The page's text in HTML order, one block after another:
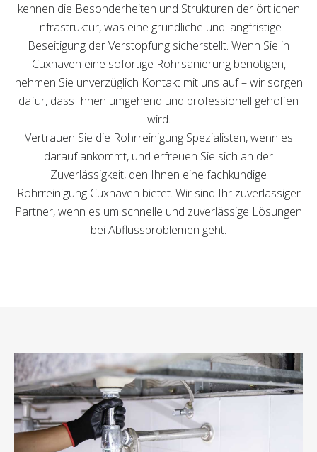
kennen die Besonderheiten und Strukturen der örtlichen
Infrastruktur, was eine gründliche und langfristige
Beseitigung der Verstopfung sicherstellt. Wenn Sie in
Cuxhaven eine sofortige Rohrsanierung benötigen,
nehmen Sie unverzüglich Kontakt mit uns auf – wir sorgen
dafür, dass Ihnen umgehend und professionell geholfen
wird.
Vertrauen Sie die Rohrreinigung Spezialisten, wenn es
darauf ankommt, und erfreuen Sie sich an der
Zuverlässigkeit, den Ihnen eine fachkundige
Rohrreinigung Cuxhaven bietet. Wir sind Ihr zuverlässiger
Partner, wenn es um schnelle und zuverlässige Lösungen
bei Abflussproblemen geht.